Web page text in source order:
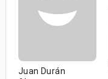
Juan Durán